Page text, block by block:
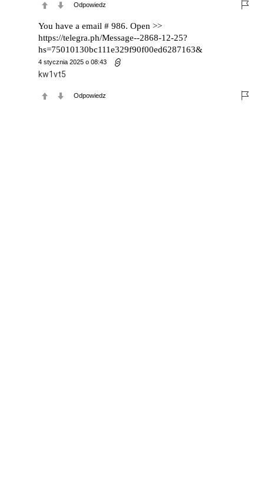
Odpowiedz
You have a email # 986. Open >>
https://telegra.ph/Message--2868-12-25?
hs=75010130bc111e329f90f00ed6287163&
4 stycznia 2025 o 08:43
kw1vt5
Odpowiedz